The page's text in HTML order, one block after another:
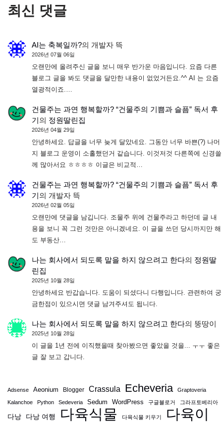
최신 댓글
AI는 축복일까?의 개발자 뜩
2026년 07월 06일
오랜만에 올려주신 글을 보니 매우 반가운 마음입니다. 요즘 다른
블로그 글을 봐도 댓글을 달만한 내용이 없었거든요.^^ AI 는 요즘
열광적이죠.…
건물주는 과연 행복할까? “건물주의 기쁨과 슬픔” 독서 후
기의 정원딸린집
2026년 04월 29일
안녕하세요. 답글을 너무 늦게 달았네요. 그동안 너무 바쁜(?) 나머
지 블로그 운영이 소홀했던거 같습니다. 이것저것 다른쪽에 신경쓸
께 많아서요 ㅎㅎㅎㅎ 이글은 비교적…
건물주는 과연 행복할까? “건물주의 기쁨과 슬픔” 독서 후
기의 개발자 뜩
2026년 02월 05일
오랜만에 댓글을 남깁니다. 조물주 위에 건물주라고 하던데 글 내
용을 보니 꼭 그런 것만은 아니겠네요. 이 글을 쓰던 당시까지만 해
도 부동산…
나는 회사에서 되도록 말을 하지 않으려고 한다의 정원딸
린집
2025년 10월 28일
안녕하세요 반갑습니다. 도움이 되셨다니 다행입니다. 관련하여 궁
금한점이 있으시면 댓글 남겨주셔도 됩니다.
나는 회사에서 되도록 말을 하지 않으려고 한다의 뚱땅이
2025년 10월 28일
이 글을 1년 전에 이직했을때 찾아봤으면 좋았을 것을... ㅜㅜ 좋은
글 잘 보고 갑니다.
Adsense Aeonium Blogger Crassula Echeveria Graptoveria
Kalanchoe Python Sedeveria Sedum WordPress 구글블로거 그라프토베리아
다낭 다낭 여행 다육식물 다육식물 키우기 다육이